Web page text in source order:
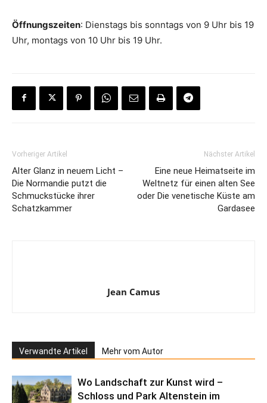
Öffnungszeiten: Dienstags bis sonntags von 9 Uhr bis 19
Uhr, montags von 10 Uhr bis 19 Uhr.
Vorheriger Artikel
Alter Glanz in neuem Licht –
Die Normandie putzt die
Schmuckstücke ihrer
Schatzkammer
Nächster Artikel
Eine neue Heimatseite im
Weltnetz für einen alten See
oder Die venetische Küste am
Gardasee
Jean Camus
Verwandte Artikel Mehr vom Autor
Wo Landschaft zur Kunst wird –
Schloss und Park Altenstein im